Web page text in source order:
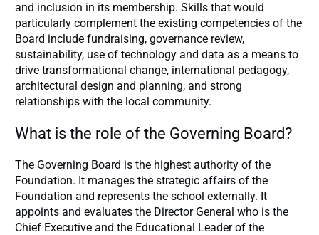
and inclusion in its membership. Skills that would
particularly complement the existing competencies of the
Board include fundraising, governance review,
sustainability, use of technology and data as a means to
drive transformational change, international pedagogy,
architectural design and planning, and strong
relationships with the local community.
What is the role of the Governing Board?
The Governing Board is the highest authority of the
Foundation. It manages the strategic affairs of the
Foundation and represents the school externally. It
appoints and evaluates the Director General who is the
Chief Executive and the Educational Leader of the